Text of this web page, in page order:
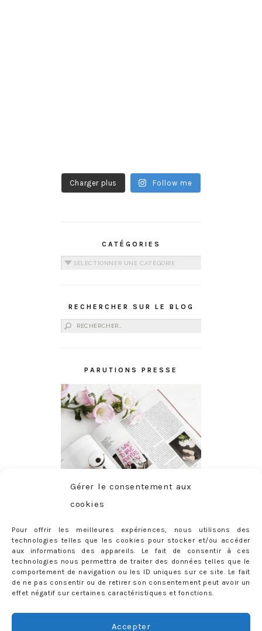
Gérer le consentement aux
cookies
Pour offrir les meilleures expériences, nous utilisons des
technologies telles que les cookies pour stocker et/ou accéder
aux informations des appareils. Le fait de consentir à ces
technologies nous permettra de traiter des données telles que le
comportement de navigation ou les ID uniques sur ce site. Le fait
de ne pas consentir ou de retirer son consentement peut avoir un
effet négatif sur certaines caractéristiques et fonctions.
Accepter
Charger plus Follow me
CATÉGORIES
Catégories
RECHERCHER SUR LE BLOG
Rechercher :
PARUTIONS PRESSE
ABONNEMENT
Adresse